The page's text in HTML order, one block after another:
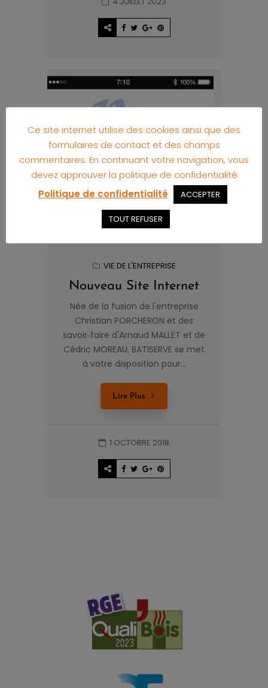
VIE DE L'ENTREPRISE
Nouveau Site Internet
Née de la fusion de l'entreprise
Christian PORCHERON et des
savoir‐faire d'Arnaud MALLET et de
Cédric MOREAU, BATISERVE se met
à votre disposition pour...
Lire Plus
1 OCTOBRE 2018
Ce site internet utilise des cookies ainsi que des
formulaires de contact et des champs
commentaires. En continuant votre navigation, vous
devez approuver la politique de confidentialité
Politique de confidentialité
ACCEPTER
TOUT REFUSER